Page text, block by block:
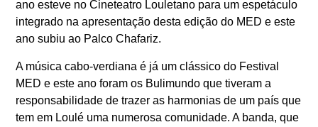
ano esteve no Cineteatro Louletano para um espetáculo
integrado na apresentação desta edição do MED e este
ano subiu ao Palco Chafariz.
A música cabo-verdiana é já um clássico do Festival
MED e este ano foram os Bulimundo que tiveram a
responsabilidade de trazer as harmonias de um país que
tem em Loulé uma numerosa comunidade. A banda, que